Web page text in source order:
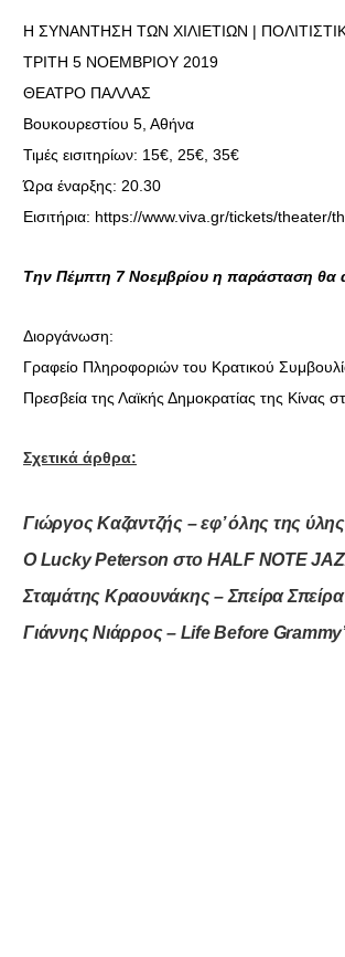
Η ΣΥΝΑΝΤΗΣΗ ΤΩΝ ΧΙΛΙΕΤΙΩΝ |
ΤΡΙΤΗ 5 ΝΟΕΜΒΡΙΟΥ 2019
ΘΕΑΤΡΟ ΠΑΛΛΑΣ
Βουκουρεστίου 5, Αθήνα
Τιμές εισιτηρίων: 15€, 25€, 35€
Ώρα έναρξης: 20.30
Εισιτήρια: https://www.viva.gr/tickets/theater/
Την Πέμπτη 7 Νοεμβρίου η παράσταση θα
Διοργάνωση:
Γραφείο Πληροφοριών του Κρατικού
Πρεσβεία της Λαϊκής Δημοκρατίας της Κίνας
Σχετικά άρθρα:
Γιώργος Καζαντζής – εφ’ όλης της
Ο Lucky Peterson στο HALF NOTE
Σταμάτης Κραουνάκης – Σπείρα
Γιάννης Νιάρρος – Life Before